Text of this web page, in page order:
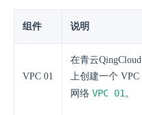
组件 说明
VPC 01
在青云QingCloud
上创建一个 VPC
网络 VPC 01。